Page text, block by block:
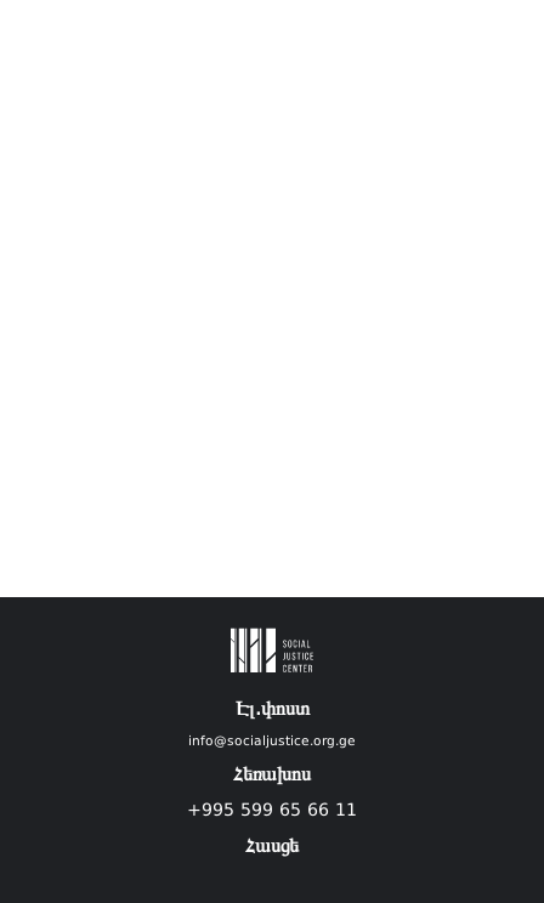
Էլ.փոստ
info@socialjustice.org.ge
Հեռախոս
+995 599 65 66 11
Հասցե